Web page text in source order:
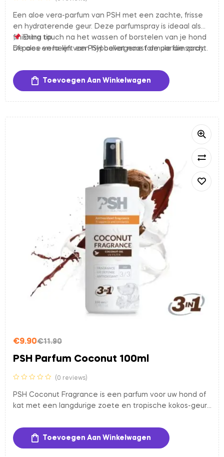
Een aloe vera-parfum van PSH met een zachte, frisse
en hydraterende geur. Deze parfumspray is ideaal als
finishing touch na het wassen of borstelen van je hond
of poes en heeft een hypoallergene formule die zacht
Extra tip
De aloe vera-lijn van PSH bevat naast de parfumspray
samengaan, zoals hydraterende leave-in lotions en
conditioner en shampoo, om de huid en vacht van je
hond diepgaand te voeden en te verzorgen.
Toevoegen Aan Winkelwagen
€11.90
€9.90
PSH Parfum Coconut 100ml
(0 reviews)
PSH Coconut Fragrance is een parfum voor uw hond of
kat met een langdurige zoete en tropische kokos-geur.
huid, waardoor het perfect is voor gevoelige honden of
frequent gebruik.Toevoegen Aan Winkelwagen